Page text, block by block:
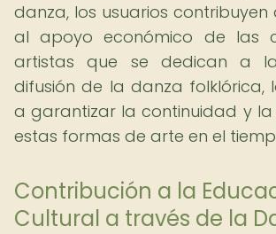
danza, los usuarios
al apoyo económico de las
artistas que se dedican a
difusión de la danza folklórica,
a garantizar la continuidad y
estas formas de arte en el
Contribución a la
Cultural a través de la